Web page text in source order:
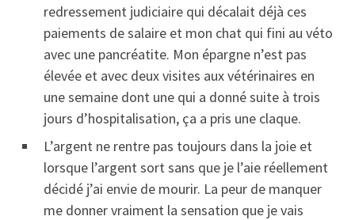
redressement judiciaire qui décalait déjà ces
paiements de salaire et mon chat qui fini au véto
avec une pancréatite. Mon épargne n’est pas
élevée et avec deux visites aux vétérinaires en
une semaine dont une qui a donné suite à trois
jours d’hospitalisation, ça a pris une claque.
L’argent ne rentre pas toujours dans la joie et
lorsque l’argent sort sans que je l’aie réellement
décidé j’ai envie de mourir. La peur de manquer
me donner vraiment la sensation que je vais